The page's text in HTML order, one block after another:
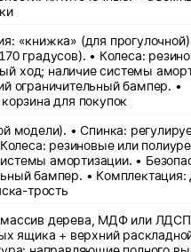
(для прогулочной) • Спинка:
градусов). • Колеса:
ход; наличие системы
ограничительный бампер. •
для покупок
модели). • Спинка:
резиновые или
амортизации. •
бампер. • Комплектация:
трость
дерева, МДФ или ЛДСП
ящика + верхний